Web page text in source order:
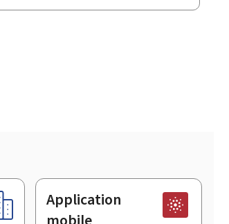
Application